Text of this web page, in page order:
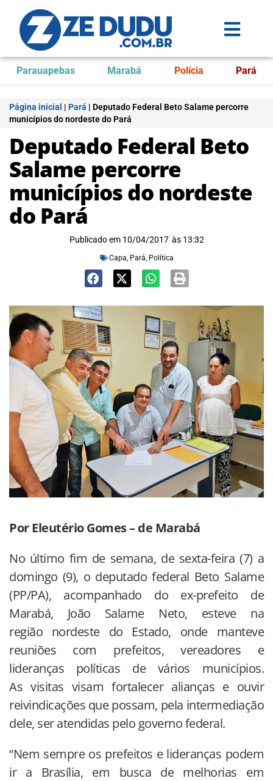
Parauapebas Marabá Polícia Pará
Página inicial | Pará | Deputado Federal Beto Salame percorre
municípios do nordeste do Pará
Deputado Federal Beto
Salame percorre
municípios do nordeste
do Pará
Publicado em 10/04/2017 às 13:32
Capa, Pará, Política
Por Eleutério Gomes – de Marabá
No último fim de semana, de sexta-feira (7) a
domingo (9), o deputado federal Beto Salame
(PP/PA), acompanhado do ex-prefeito de
Marabá, João Salame Neto, esteve na
região nordeste do Estado, onde manteve
reuniões com prefeitos, vereadores e
lideranças políticas de vários municípios.
As visitas visam fortalecer alianças e ouvir
reivindicações que possam, pela intermediação
dele, ser atendidas pelo governo federal.
“Nem sempre os prefeitos e lideranças podem
ir a Brasília, em busca de melhorias em